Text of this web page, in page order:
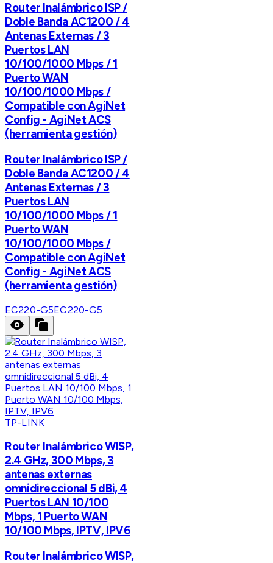
Router Inalámbrico ISP /
Doble Banda AC1200 / 4
Antenas Externas / 3
Puertos LAN
10/100/1000 Mbps / 1
Puerto WAN
10/100/1000 Mbps /
Compatible con AgiNet
Config - AgiNet ACS
(herramienta gestión)
Router Inalámbrico ISP /
Doble Banda AC1200 / 4
Antenas Externas / 3
Puertos LAN
10/100/1000 Mbps / 1
Puerto WAN
10/100/1000 Mbps /
Compatible con AgiNet
Config - AgiNet ACS
(herramienta gestión)
EC220-G5EC220-G5
TP-LINK
Router Inalámbrico WISP,
2.4 GHz, 300 Mbps, 3
antenas externas
omnidireccional 5 dBi, 4
Puertos LAN 10/100
Mbps, 1 Puerto WAN
10/100 Mbps, IPTV, IPV6
Router Inalámbrico WISP,